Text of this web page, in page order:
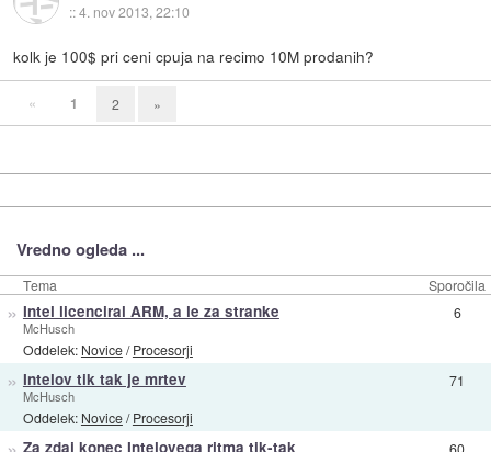
::4. nov 2013, 22:10
kolk je 100$ pri ceni cpuja na recimo 10M prodanih?
« 1 2 »
Vredno ogleda ...
Tema Sporočila
» Intel licenciral ARM, a le za stranke
McHusch
Oddelek: Novice/Procesorji
6
» Intelov tik tak je mrtev
McHusch
Oddelek: Novice/Procesorji
71
Za zdaj konec Intelovega ritma tik-tak